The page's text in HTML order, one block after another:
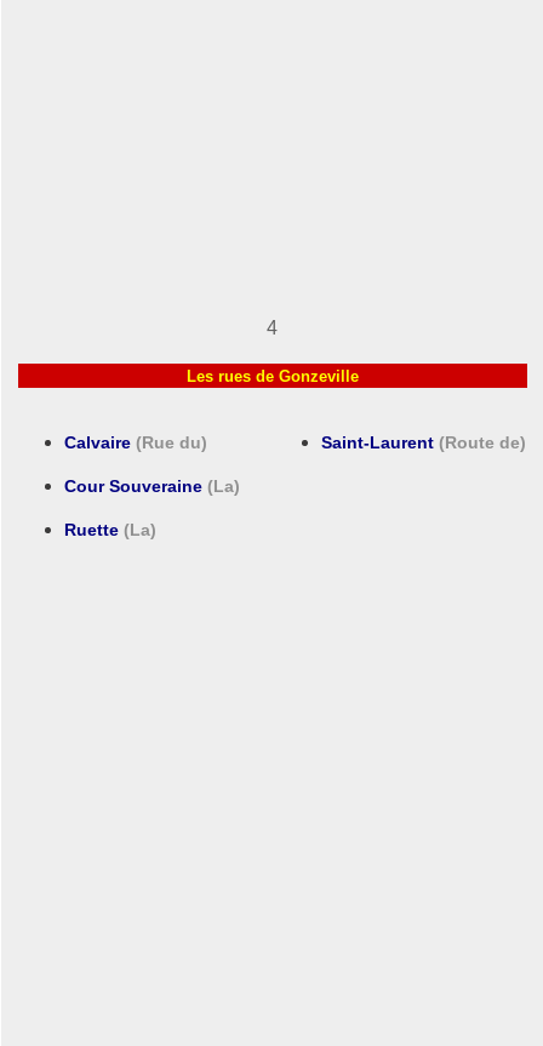
4
Les rues de Gonzeville
Calvaire (Rue du)
Cour Souveraine (La)
Ruette (La)
Saint-Laurent (Route de)